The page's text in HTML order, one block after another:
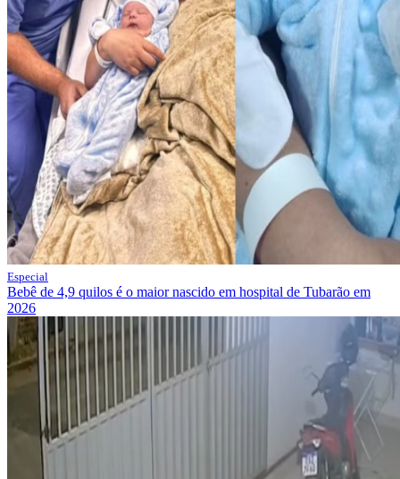
Especial
Bebê de 4,9 quilos é o maior nascido em hospital de Tubarão em
2026